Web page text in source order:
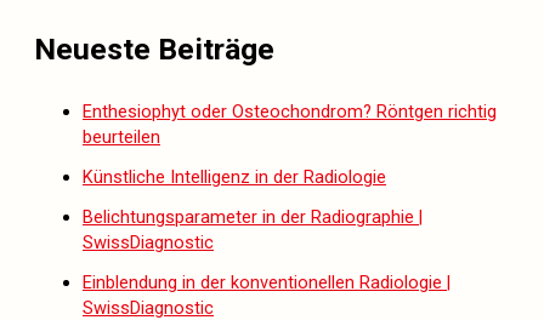
Neueste Beiträge
Enthesiophyt oder Osteochondrom? Röntgen richtig
beurteilen
Künstliche Intelligenz in der Radiologie
Belichtungsparameter in der Radiographie |
SwissDiagnostic
Einblendung in der konventionellen Radiologie |
SwissDiagnostic